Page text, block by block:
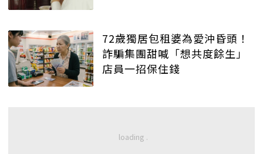
72歲獨居包租婆為愛沖昏頭！
詐騙集團甜喊「想共度餘生」
店員一招保住錢